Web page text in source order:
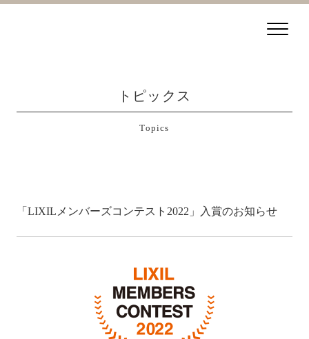
トピックス
Topics
「LIXILメンバーズコンテスト2022」入賞のお知らせ